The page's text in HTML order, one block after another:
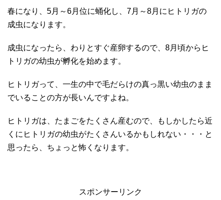
春になり、5月～6月位に蛹化し、7月～8月にヒトリガの
成虫になります。
成虫になったら、わりとすぐ産卵するので、8月頃からヒ
トリガの幼虫が孵化を始めます。
ヒトリガって、一生の中で毛だらけの真っ黒い幼虫のまま
でいることの方が長いんですよね。
ヒトリガは、たまごをたくさん産むので、もしかしたら近
くにヒトリガの幼虫がたくさんいるかもしれない・・・と
思ったら、ちょっと怖くなります。
スポンサーリンク